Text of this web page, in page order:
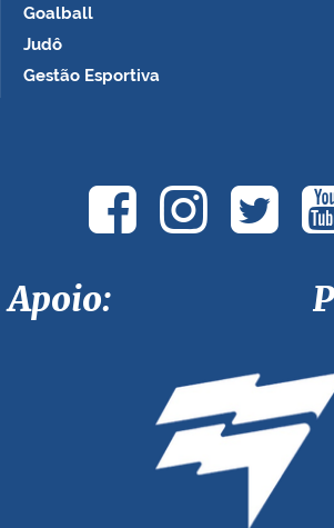
Goalball
Judô
Gestão Esportiva
Apoio: